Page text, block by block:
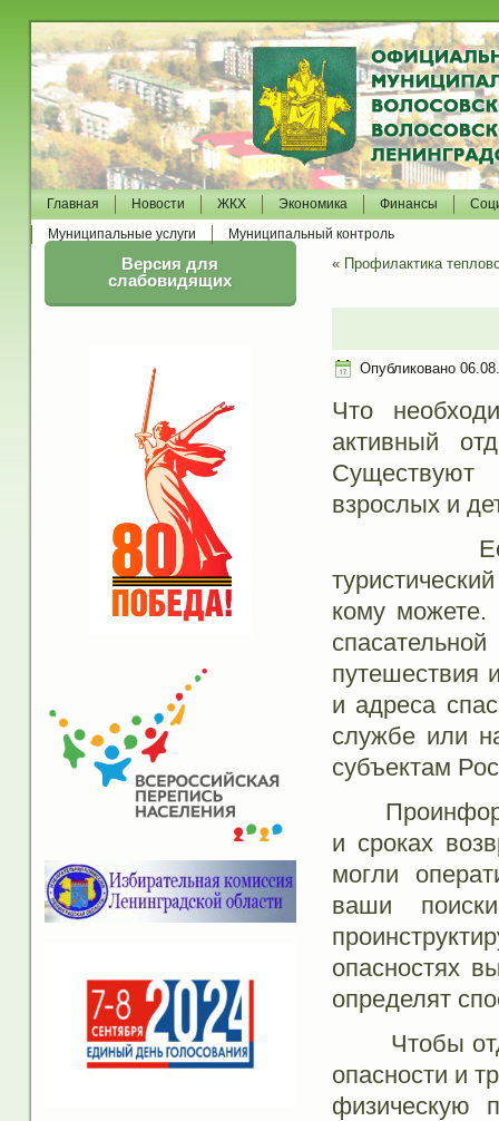
Главная Новости ЖКХ Экономика Финансы
Муниципальные услуги
Муниципальный контроль
Версия для
слабовидящих
« Профилактика
Опубликовано
Что
активный
взрослых и
Если вы
кому можете.
путешествия
и адреса
службе или
субъектам
и сроках
могли
ваши
опасностях
определят
Чтобы
опасности и
физическую